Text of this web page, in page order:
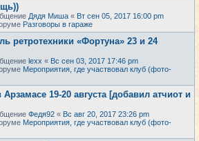
Дядя Миша « Вт сен 05, 2017 16:00 pm
Разговоры в гараже
ретротехники «Фортуна» 23 и 24
lexx « Вс сен 03, 2017 17:46 pm
Мероприятия, где участвовал клуб (фото-
19-20 августа [добавил атчиот и
Федя92 « Вс авг 20, 2017 23:26 pm
Мероприятия, где участвовал клуб (фото-